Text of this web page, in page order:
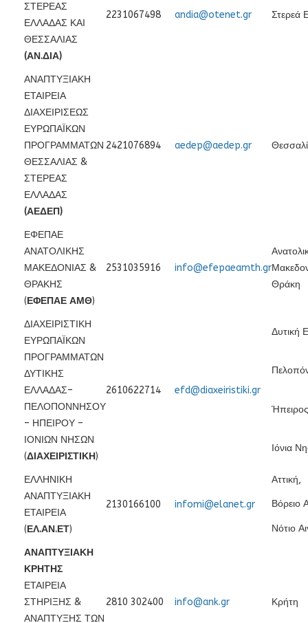
ΣΤΕΡΕΑΣ
ΕΛΛΑΔΑΣ ΚΑΙ
ΘΕΣΣΑΛΙΑΣ
(ΑΝ.ΔΙΑ)
2231067498 andia@otenet.gr Στερεά
ΑΝΑΠΤΥΞΙΑΚΗ
ΕΤΑΙΡΕΙΑ
ΔΙΑΧΕΙΡΙΣΕΩΣ
ΕΥΡΩΠΑΪΚΩΝ
ΠΡΟΓΡΑΜΜΑΤΩΝ
ΘΕΣΣΑΛΙΑΣ &
ΣΤΕΡΕΑΣ
ΕΛΛΑΔΑΣ
(ΑΕΔΕΠ)
2421076894 aedep@aedep.gr
ΕΦΕΠΑΕ
ΑΝΑΤΟΛΙΚΗΣ
ΜΑΚΕΔΟΝΙΑΣ &
ΘΡΑΚΗΣ
(ΕΦΕΠΑΕ ΑΜΘ)
2531035916 info@efepaeamth.gr
Θράκη
ΔΙΑΧΕΙΡΙΣΤΙΚΗ
ΕΥΡΩΠΑΪΚΩΝ
ΠΡΟΓΡΑΜΜΑΤΩΝ
ΔΥΤΙΚΗΣ
ΕΛΛΑΔΑΣ–
ΠΕΛΟΠΟΝΝΗΣΟΥ
– ΗΠΕΙΡΟΥ –
ΙΟΝΙΩΝ ΝΗΣΩΝ
(ΔΙΑΧΕΙΡΙΣΤΙΚΗ)
2610622714 efd@diaxeiristiki.gr
Δυτική
Ιόνια
ΕΛΛΗΝΙΚΗ
ΑΝΑΠΤΥΞΙΑΚΗ
ΕΤΑΙΡΕΙΑ
(ΕΛ.ΑΝ.ΕΤ)
2130166100 infomi@elanet.gr
Αττική,
Βόρειο
Νότιο
ΑΝΑΠΤΥΞΙΑΚΗ
ΚΡΗΤΗΣ
ΕΤΑΙΡΕΙΑ
ΣΤΗΡΙΞΗΣ &
ΑΝΑΠΤΥΞΗΣ ΤΩΝ
2810 302400 info@ank.gr Κρήτη